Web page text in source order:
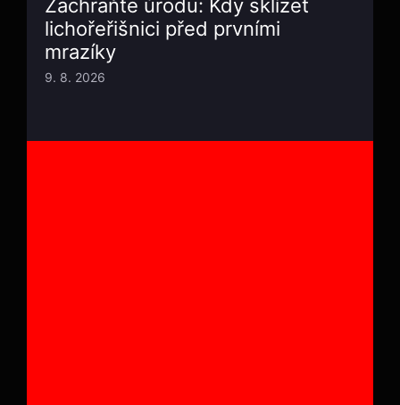
Zachraňte úrodu: Kdy sklízet
lichořeřišnici před prvními
mrazíky
9. 8. 2026